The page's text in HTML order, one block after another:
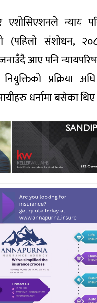
एशोसिएशनले न्याय
(पहिलो संशोधन,
आए पनि
नियुक्तिको प्रक्रिया
धर्नामा बसेका थिए